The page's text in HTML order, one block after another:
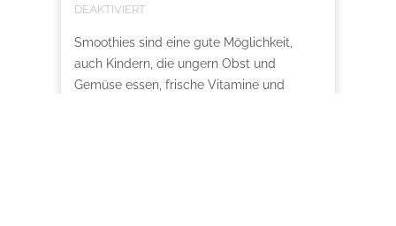
DEAKTIVIERT
Smoothies sind eine gute Möglichkeit,
auch Kindern, die ungern Obst und
Gemüse essen, frische Vitamine und